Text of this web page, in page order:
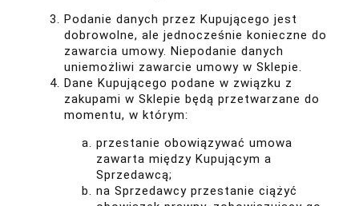
Podanie danych przez Kupującego jest
dobrowolne, ale jednocześnie konieczne do
zawarcia umowy. Niepodanie danych
uniemożliwi zawarcie umowy w Sklepie.
Dane Kupującego podane w związku z
zakupami w Sklepie będą przetwarzane do
momentu, w którym:
przestanie obowiązywać umowa
zawarta między Kupującym a
Sprzedawcą;
na Sprzedawcy przestanie ciążyć